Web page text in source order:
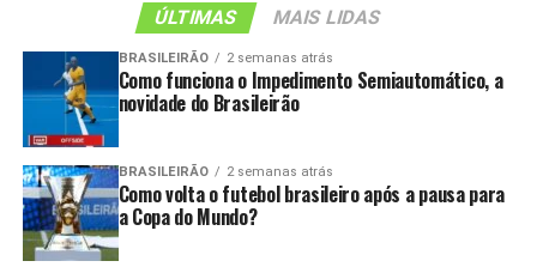
ÚLTIMAS MAIS LIDAS
BRASILEIRÃO 2 semanas atrás
Como funciona o Impedimento Semiautomático, a
novidade do Brasileirão
BRASILEIRÃO 2 semanas atrás
Como volta o futebol brasileiro após a pausa para
a Copa do Mundo?